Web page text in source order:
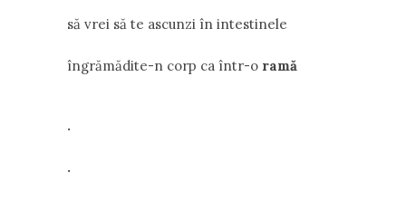
să vrei să te ascunzi în intestinele
îngrămădite-n corp ca într-o ramă
.
.